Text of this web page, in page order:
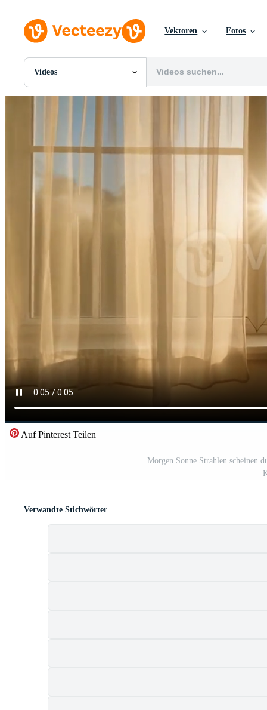
Vektoren Fotos
Videos
Alle Bilder
Vorlagen
Videos
Motion Graphics
Redaktionelle Bilder
Auf Pinterest Teilen
Morgen Sonne Strahlen scheinen
Verwandte Stichwörter